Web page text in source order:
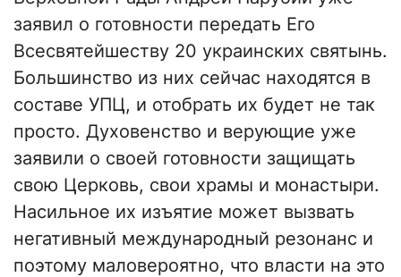
заявил о готовности передать Его
Всесвятейшеству 20 украинских святынь.
Большинство из них сейчас находятся в
составе УПЦ, и отобрать их будет не так
просто. Духовенство и верующие уже
заявили о своей готовности защищать
свою Церковь, свои храмы и монастыри.
Насильное их изъятие может вызвать
негативный международный резонанс и
поэтому маловероятно, что власти на это